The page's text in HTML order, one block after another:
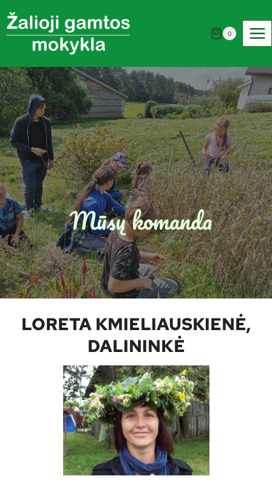
to
content
0
Mūsų komanda
LORETA KMIELIAUSKIENĖ,
DALININKĖ